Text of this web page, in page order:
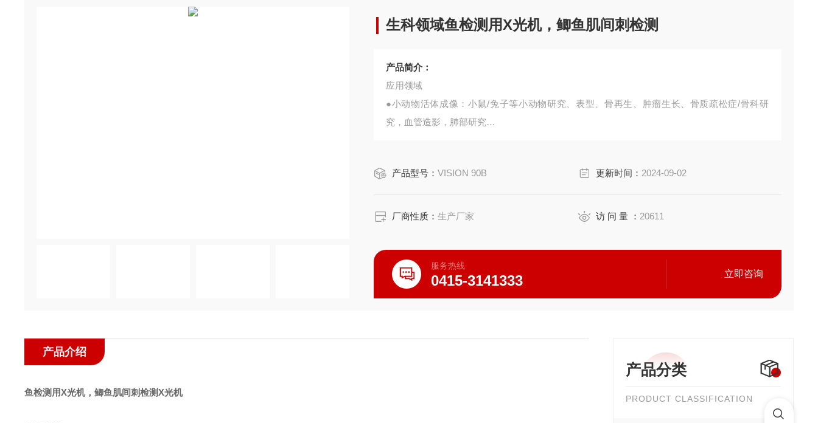
生科领域鱼检测用X光机，鲫鱼肌间刺检测
产品简介：
应用领域
●小动物活体成像：小鼠/兔子等小动物研究、表型、骨再生、肿瘤生长、骨质疏松症/骨科研
究，血管造影，肺部研究
●种子成像：检查种子生存力、污染、寄生虫侵扰
产品型号：VISION 90B 更新时间： 2024-09-02
厂商性质：生产厂家 访 问 量 ： 20611
服务热线
0415-3141333 立即咨询
产品分类
PRODUCT CLASSIFICATION
产品介绍
鱼检测用X光机，鲫鱼肌间刺检测X光机